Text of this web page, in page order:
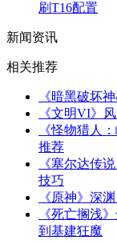
刷T16配置
新闻资讯
相关推荐
《暗黑破坏
《文明VI》
《怪物猎人
推荐
《塞尔达传
技巧
《原神》深
《死亡搁浅
到基建狂魔